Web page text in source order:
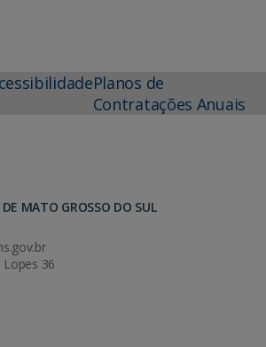
Planos de
Contratações Anuais
MATO GROSSO DO SUL
Lopes 36